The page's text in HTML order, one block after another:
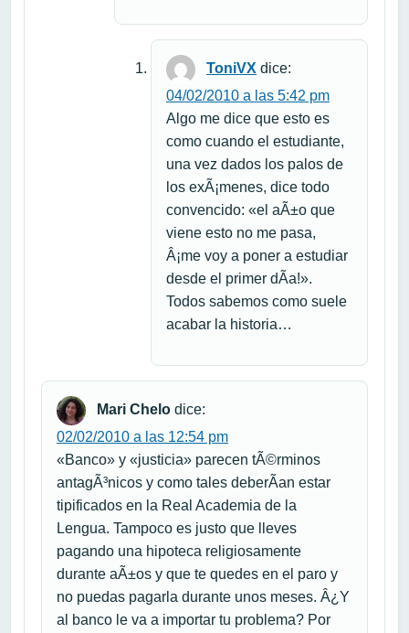
ToniVX dice:
04/02/2010 a las 5:42 pm
Algo me dice que esto es
como cuando el estudiante,
una vez dados los palos de
los exÃ¡menes, dice todo
convencido: «el aÃ±o que
viene esto no me pasa,
Â¡me voy a poner a estudiar
desde el primer dÃ­a!».
Todos sabemos como suele
acabar la historia…
Mari Chelo dice:
02/02/2010 a las 12:54 pm
«Banco» y «justicia» parecen tÃ©rminos
antagÃ³nicos y como tales deberÃ­an estar
tipificados en la Real Academia de la
Lengua. Tampoco es justo que lleves
pagando una hipoteca religiosamente
durante aÃ±os y que te quedes en el paro y
no puedas pagarla durante unos meses. Â¿Y
al banco le va a importar tu problema? Por